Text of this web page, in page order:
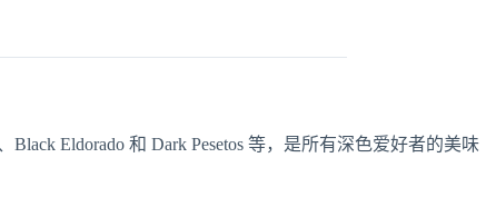
Eldorado 和 Dark Pesetos 等，是所有深色爱好者的美味